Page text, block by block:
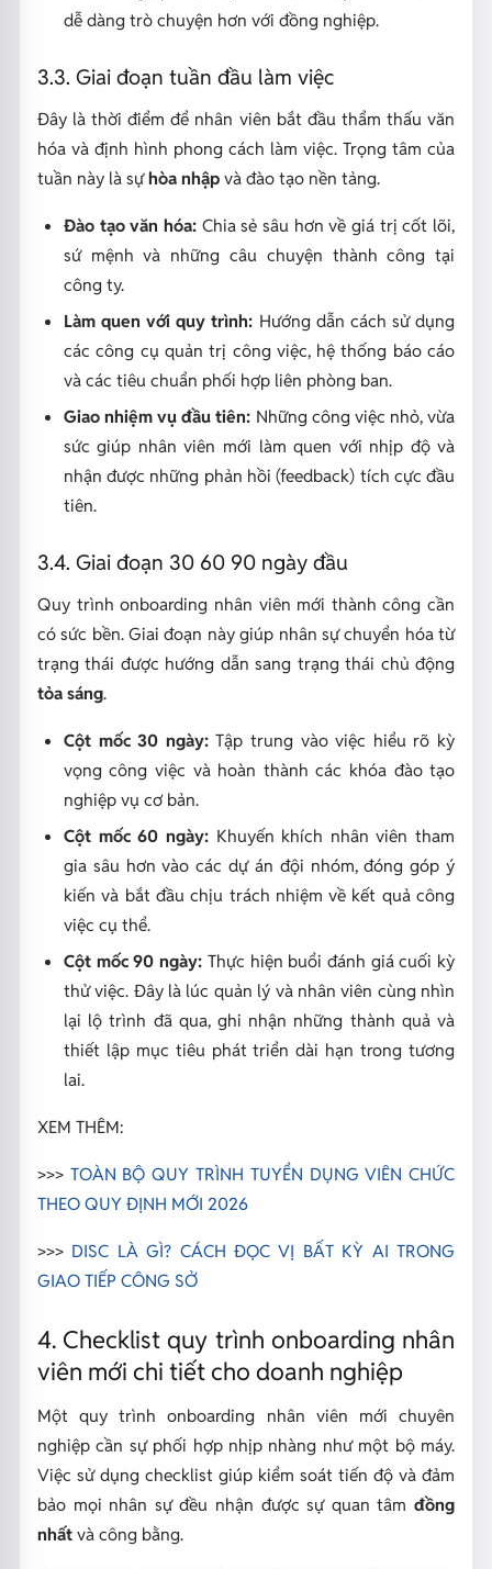
dễ dàng trò chuyện hơn với đồng nghiệp.
3.3. Giai đoạn tuần đầu làm việc
Đây là thời điểm để nhân viên bắt đầu thẩm thấu văn
hóa và định hình phong cách làm việc. Trọng tâm của
tuần này là sựhòa nhậpvà đào tạo nền tảng.
Đào tạo văn hóa:Chia sẻ sâu hơn về giá trị cốt lõi,
sứ mệnh và những câu chuyện thành công tại
công ty.
Làm quen với quy trình: Hướng dẫn cách sử dụng
các công cụ quản trị công việc, hệ thống báo cáo
và các tiêu chuẩn phối hợp liên phòng ban.
Giao nhiệm vụ đầu tiên: Những công việc nhỏ, vừa
sức giúp nhân viên mới làm quen với nhịp độ và
nhận được những phản hồi (feedback) tích cực đầu
tiên.
3.4. Giai đoạn 30 60 90 ngày đầu
Quy trình onboarding nhân viên mới thành công cần
có sức bền. Giai đoạn này giúp nhân sự chuyển hóa từ
trạng thái được hướng dẫn sang trạng thái chủ động
tỏa sáng.
Cột mốc 30 ngày:Tập trung vào việc hiểu rõ kỳ
vọng công việc và hoàn thành các khóa đào tạo
nghiệp vụ cơ bản.
Cột mốc 60 ngày:Khuyến khích nhân viên tham
gia sâu hơn vào các dự án đội nhóm, đóng góp ý
kiến và bắt đầu chịu trách nhiệm về kết quả công
việc cụ thể.
Cột mốc 90 ngày: Thực hiện buổi đánh giá cuối kỳ
thử việc. Đây là lúc quản lý và nhân viên cùng nhìn
lại lộ trình đã qua, ghi nhận những thành quả và
thiết lập mục tiêu phát triển dài hạn trong tương
lai.
XEM THÊM:
>>> TOÀN BỘ QUY TRÌNH TUYỂN DỤNG VIÊN CHỨC
THEO QUY ĐỊNH MỚI 2026
>>> DISC LÀ GÌ? CÁCH ĐỌC VỊ BẤT KỲ AI TRONG
GIAO TIẾP CÔNG SỞ
4. Checklist quy trình onboarding nhân
viên mới chi tiết cho doanh nghiệp
Một quy trình onboarding nhân viên mới chuyên
nghiệp cần sự phối hợp nhịp nhàng như một bộ máy.
Việc sử dụng checklist giúp kiểm soát tiến độ và đảm
bảo mọi nhân sự đều nhận được sự quan tâmđồng
nhấtvà công bằng.